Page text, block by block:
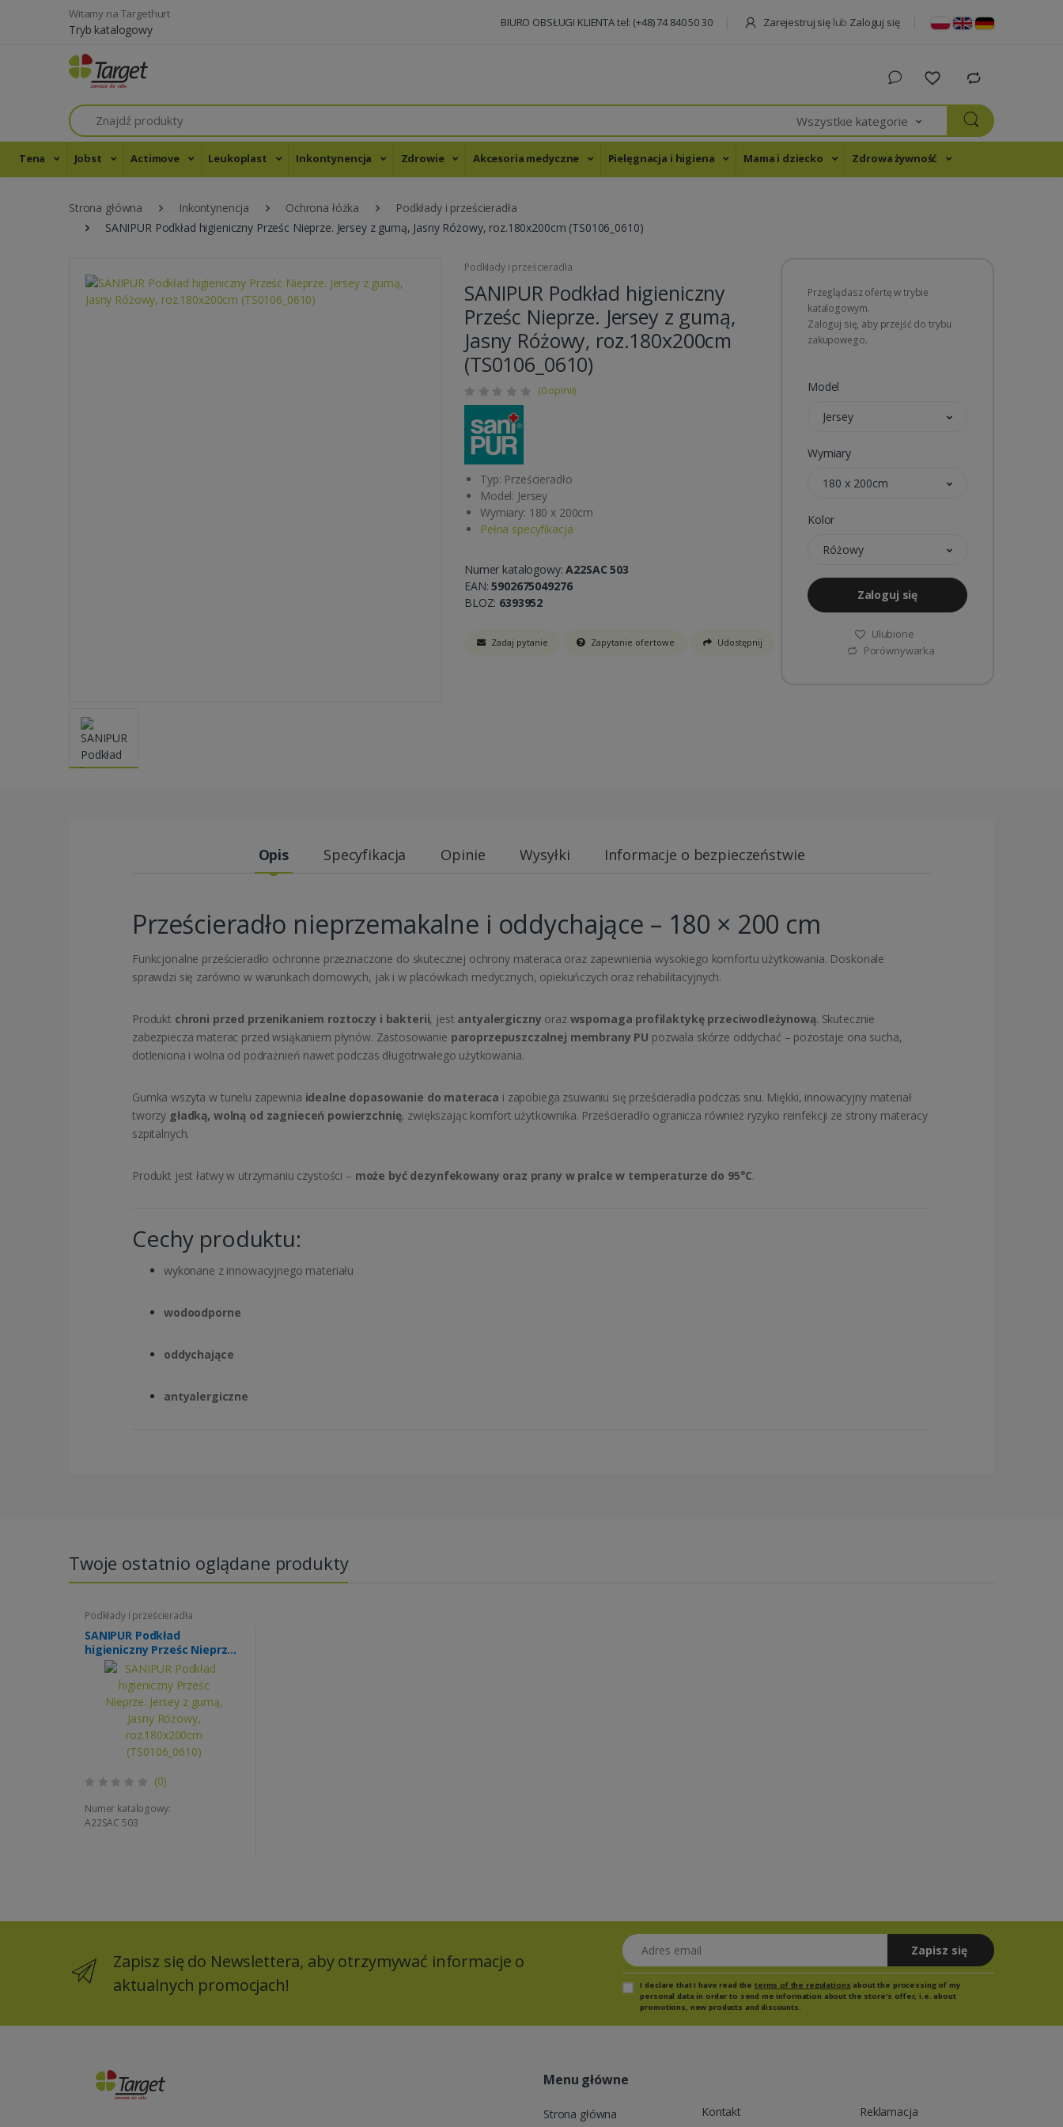
Witamy na Targethurt
Tryb katalogowy BIURO OBSŁUGI KLIENTA tel: (+48) 74 840 50 30 Zarejestruj się lub Zaloguj się
Szukaj
Wszystkie kategorie
Tena Jobst Actimove Leukoplast Inkontynencja Zdrowie Akcesoria medyczne Pielęgnacja i higiena Mama i dziecko Zdrowa żywność
Strona główna Inkontynencja Ochrona łóżka
Podkłady i prześcieradła
SANIPUR Podkład higieniczny Prześc Nieprze. Jersey z gumą, Jasny Różowy, roz.180x200cm (TS0106_0610)
Podkłady i prześcieradła
SANIPUR Podkład higieniczny
Prześc Nieprze. Jersey z gumą,
Jasny Różowy, roz.180x200cm
(TS0106_0610)
(0 opinii)
Typ: Prześcieradło
Model: Jersey
Wymiary: 180 x 200cm
Pełna specyfikacja
Numer katalogowy:A22SAC 503
EAN:5902675049276
BLOZ: 6393952
Zadaj pytanie Zapytanie ofertowe Udostępnij
Przeglądasz ofertę w trybie
katalogowym.
Zaloguj się, aby przejść do trybu
zakupowego.
Model
Jersey
Wymiary
180 x 200cm
Kolor
Różowy
Zaloguj się
Ulubione
Porównywarka
Opis Specyfikacja Opinie Wysyłki Informacje o bezpieczeństwie
Prześcieradło nieprzemakalne i oddychające – 180 × 200 cm
Funkcjonalne prześcieradło ochronne przeznaczone do skutecznej ochrony materaca oraz zapewnienia wysokiego komfortu użytkowania. Doskonale
sprawdzi się zarówno w warunkach domowych, jak i w placówkach medycznych, opiekuńczych oraz rehabilitacyjnych.
Produkt chroni przed przenikaniem roztoczy i bakterii, jest antyalergiczny oraz wspomaga profilaktykę przeciwodleżynową. Skutecznie
zabezpiecza materac przed wsiąkaniem płynów. Zastosowanie paroprzepuszczalnej membrany PU pozwala skórze oddychać – pozostaje ona sucha,
dotleniona i wolna od podrażnień nawet podczas długotrwałego użytkowania.
Gumka wszyta w tunelu zapewnia idealne dopasowanie do materaca i zapobiega zsuwaniu się prześcieradła podczas snu. Miękki, innowacyjny materiał
tworzy gładką, wolną od zagnieceń powierzchnię, zwiększając komfort użytkownika. Prześcieradło ogranicza również ryzyko reinfekcji ze strony materacy
szpitalnych.
Produkt jest łatwy w utrzymaniu czystości – może być dezynfekowany oraz prany w pralce w temperaturze do 95°C.
Cechy produktu:
wykonane z innowacyjnego materiału
wodoodporne
oddychające
antyalergiczne
Twoje ostatnio oglądane produkty
Podkłady i prześcieradła
SANIPUR Podkład
higieniczny Prześc Nieprze.
Jersey z gumą, Jasny
Różowy, roz.180x200cm
(TS0106_0610)
(0)
Numer katalogowy:
A22SAC 503
Zapisz się do Newslettera, aby otrzymywać informacje o
aktualnych promocjach!
Adres email
Zapisz się
I declare that I have read the terms of the regulations about the processing of my
personal data in order to send me information about the store's offer, i.e. about
promotions, new products and discounts.
Menu główne
Strona główna Kontakt Reklamacja